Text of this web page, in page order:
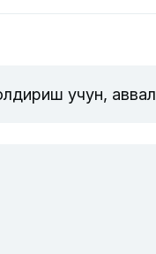
учун, аввал